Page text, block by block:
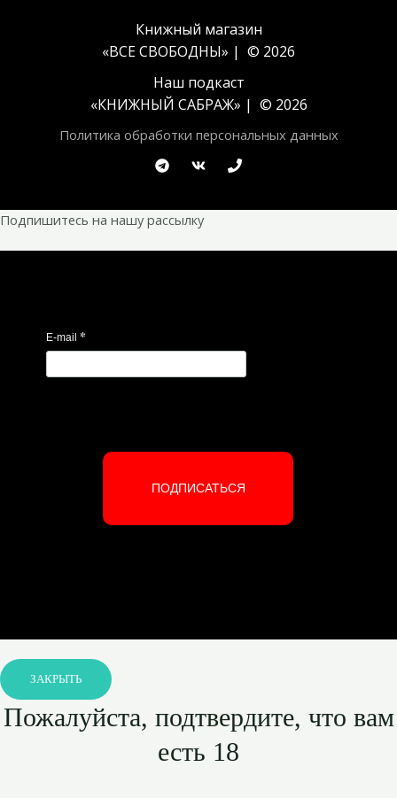
Книжный магазин
«ВСЕ СВОБОДНЫ» | © 2026
Наш подкаст
«КНИЖНЫЙ САБРАЖ» | © 2026
Политика обработки персональных данных
Подпишитесь на нашу рассылку
E-mail *
ПОДПИСАТЬСЯ
ЗАКРЫТЬ
Пожалуйста, подтвердите, что вам
есть 18